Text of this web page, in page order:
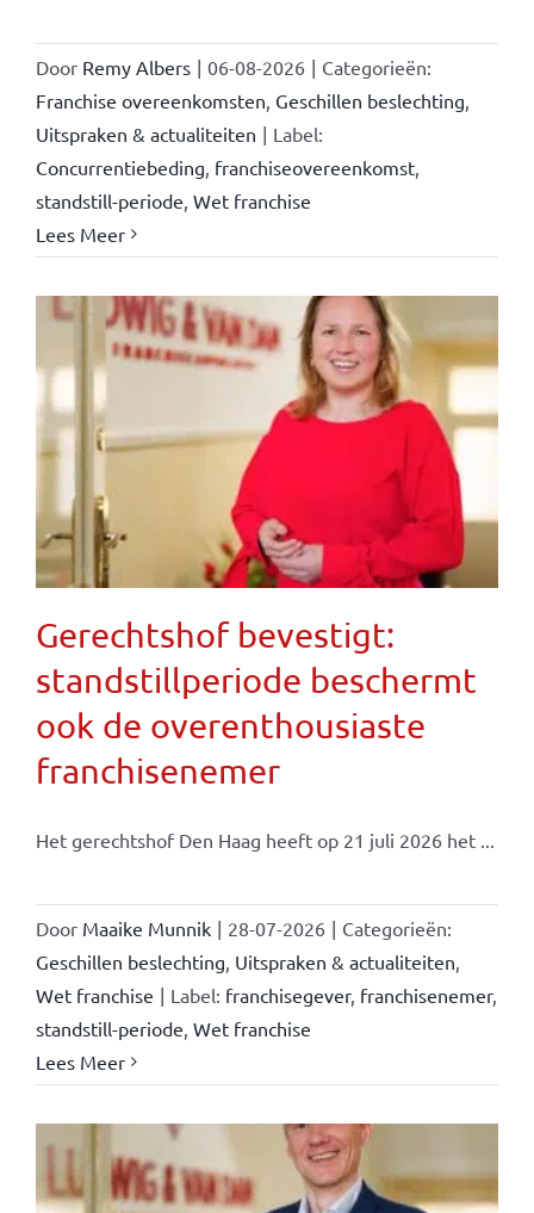
Door Remy Albers | 06-08-2026 | Categorieën:
Franchise overeenkomsten Geschillen beslechting
Uitspraken & actualiteiten | Label:
Concurrentiebeding franchiseovereenkomst,
standstill-periode Wet franchise
Lees Meer
Gerechtshof bevestigt:
standstillperiode beschermt
ook de overenthousiaste
franchisenemer
Het gerechtshof Den Haag heeft op 21 juli 2026 het ...
Door Maaike Munnik | 28-07-2026 | Categorieën:
Geschillen beslechting Uitspraken & actualiteiten
Wet franchise | Label: franchisegever, franchisenemer,
standstill-periode Wet franchise
Lees Meer